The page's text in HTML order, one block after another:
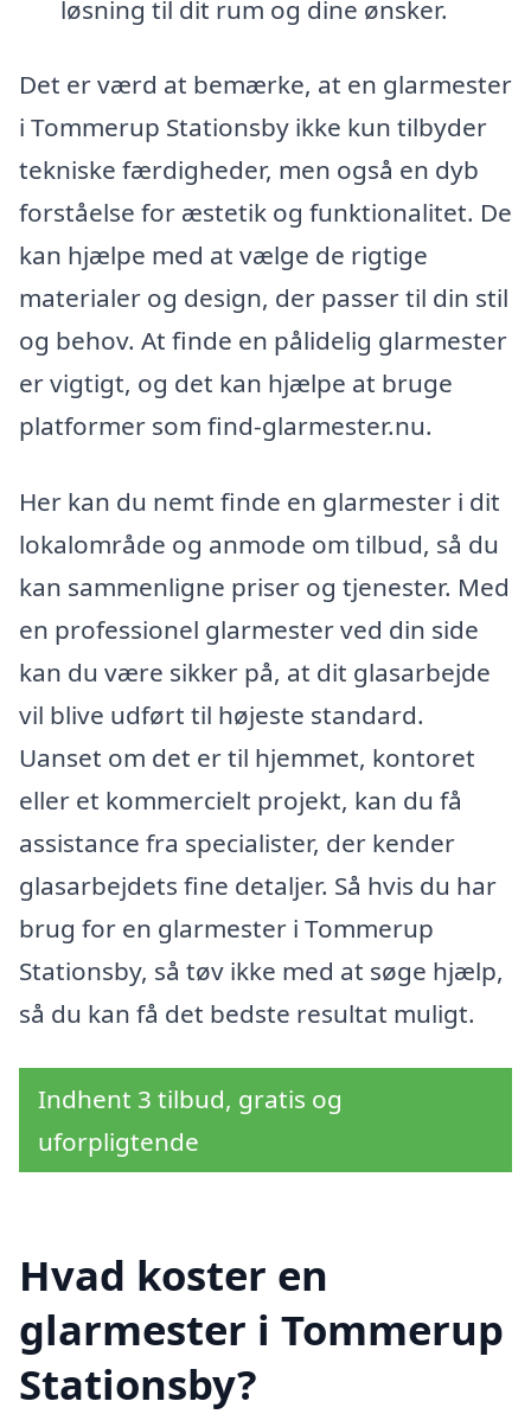
løsning til dit rum og dine ønsker.
Det er værd at bemærke, at en glarmester
i Tommerup Stationsby ikke kun tilbyder
tekniske færdigheder, men også en dyb
forståelse for æstetik og funktionalitet. De
kan hjælpe med at vælge de rigtige
materialer og design, der passer til din stil
og behov. At finde en pålidelig glarmester
er vigtigt, og det kan hjælpe at bruge
platformer som find-glarmester.nu.
Her kan du nemt finde en glarmester i dit
lokalområde og anmode om tilbud, så du
kan sammenligne priser og tjenester. Med
en professionel glarmester ved din side
kan du være sikker på, at dit glasarbejde
vil blive udført til højeste standard.
Uanset om det er til hjemmet, kontoret
eller et kommercielt projekt, kan du få
assistance fra specialister, der kender
glasarbejdets fine detaljer. Så hvis du har
brug for en glarmester i Tommerup
Stationsby, så tøv ikke med at søge hjælp,
så du kan få det bedste resultat muligt.
Indhent 3 tilbud, gratis og
uforpligtende
Hvad koster en
glarmester i Tommerup
Stationsby?